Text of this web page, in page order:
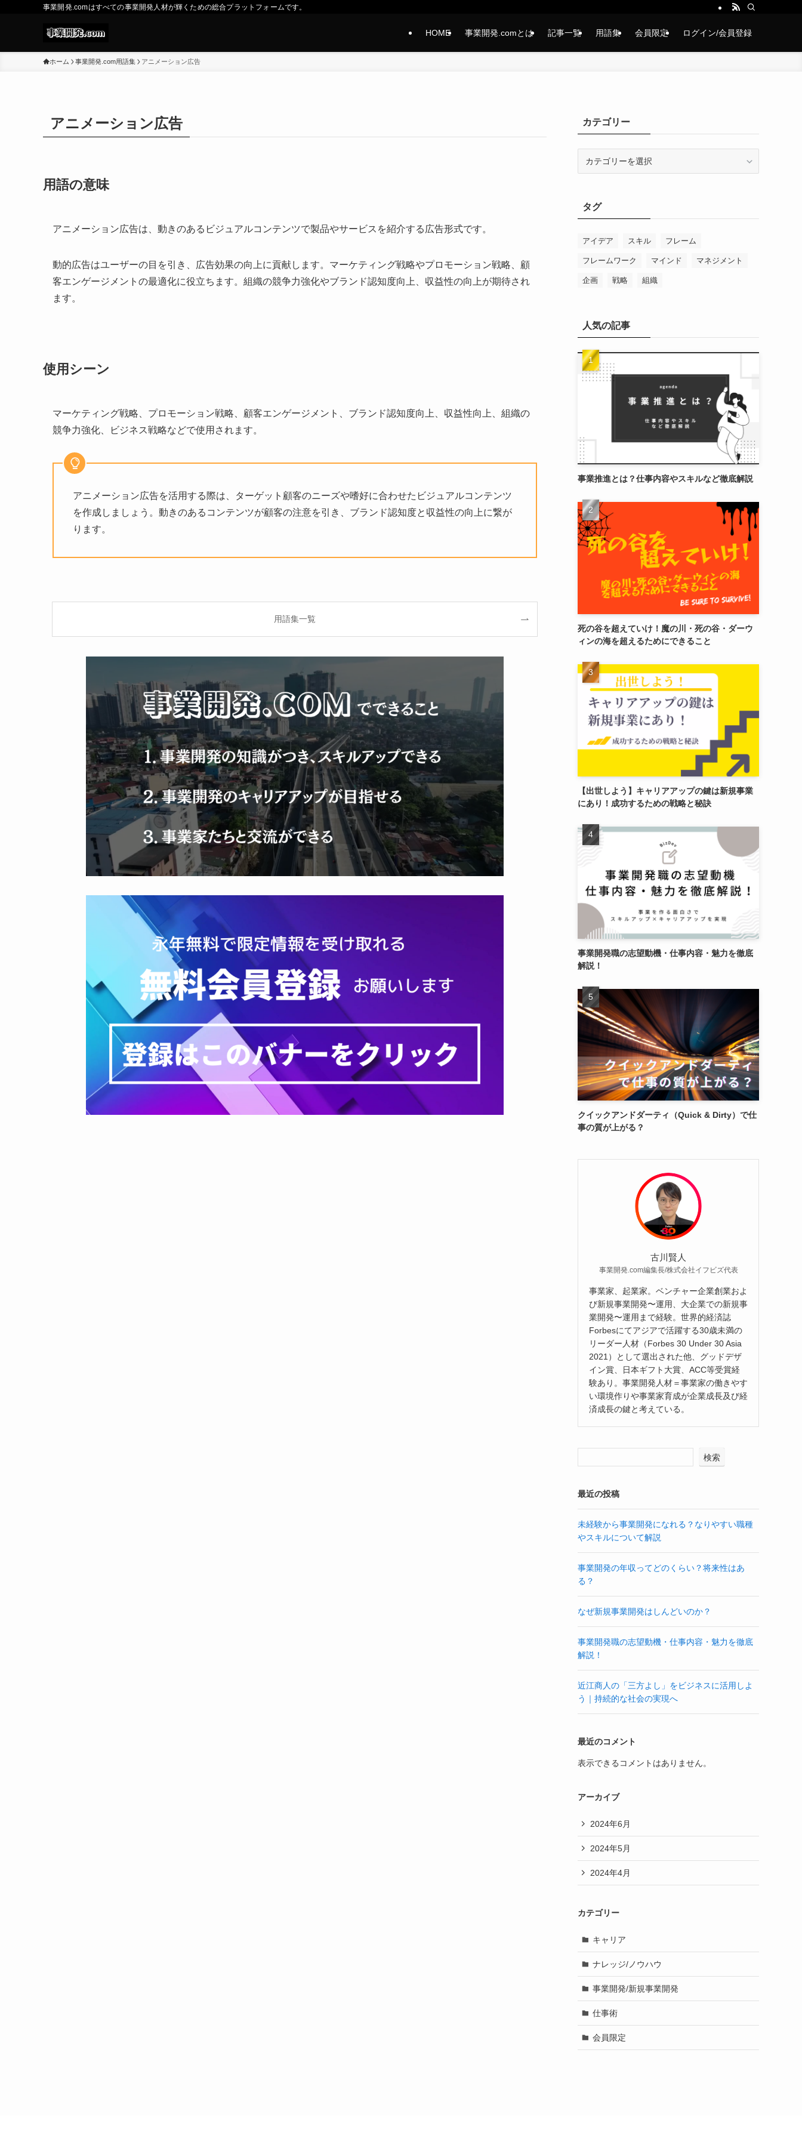
事業開発.comはすべての事業開発人材が輝くための総合プラットフォームです。
HOME 事業開発.comとは 記事一覧 用語集 会員限定 ログイン/会員登録
ホーム 事業開発.com用語集 アニメーション広告
アニメーション広告
用語の意味
アニメーション広告は、動きのあるビジュアルコンテンツで製品やサービスを紹介する広告形式です。
動的広告はユーザーの目を引き、広告効果の向上に貢献します。マーケティング戦略やプロモーション戦略、顧
客エンゲージメントの最適化に役立ちます。組織の競争力強化やブランド認知度向上、収益性の向上が期待され
ます。
使用シーン
マーケティング戦略、プロモーション戦略、顧客エンゲージメント、ブランド認知度向上、収益性向上、組織の
競争力強化、ビジネス戦略などで使用されます。
アニメーション広告を活用する際は、ターゲット顧客のニーズや嗜好に合わせたビジュアルコンテンツ
を作成しましょう。動きのあるコンテンツが顧客の注意を引き、ブランド認知度と収益性の向上に繋が
ります。
用語集一覧
カテゴリー
ータグ
アイデア スキル フレーム
フレームワーク マインド マネジメント
企画 戦略 組織
人気の記事
事業推進とは？仕事内容やスキルなど徹底解説
死の谷を超えていけ！魔の川・死の谷・ダーウ
ィンの海を超えるためにできること
【出世しよう】キャリアアップの鍵は新規事業
にあり！成功するための戦略と秘訣
事業開発職の志望動機・仕事内容・魅力を徹底
解説！
クイックアンドダーティ（Quick & Dirty）で仕
事の質が上がる？
古川賢人
事業開発.com編集長/株式会社イフビズ代表
事業家、起業家。ベンチャー企業創業およ
び新規事業開発〜運用、大企業での新規事
業開発〜運用まで経験。世界的経済誌
Forbesにてアジアで活躍する30歳未満の
リーダー人材（Forbes 30 Under 30 Asia
2021）として選出された他、グッドデザ
イン賞、日本ギフト大賞、ACC等受賞経
験あり。事業開発人材＝事業家の働きやす
い環境作りや事業家育成が企業成長及び経
済成長の鍵と考えている。
検索
最近の投稿
未経験から事業開発になれる？なりやすい職種
やスキルについて解説
事業開発の年収ってどのくらい？将来性はあ
る？
なぜ新規事業開発はしんどいのか？
事業開発職の志望動機・仕事内容・魅力を徹底
解説！
近江商人の「三方よし」をビジネスに活用しよ
う｜持続的な社会の実現へ
最近のコメント
表示できるコメントはありません。
アーカイブ
2024年6月
2024年5月
2024年4月
カテゴリー
キャリア
ナレッジ/ノウハウ
事業開発/新規事業開発
仕事術
会員限定